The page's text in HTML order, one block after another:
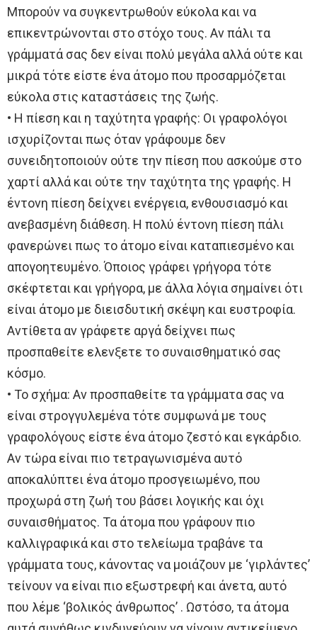
Μπορούν να συγκεντρωθούν εύκολα και να
επικεντρώνονται στο στόχο τους. Αν πάλι τα
γράμματά σας δεν είναι πολύ μεγάλα αλλά ούτε και
μικρά τότε είστε ένα άτομο που προσαρμόζεται
εύκολα στις καταστάσεις της ζωής.
• Η πίεση και η ταχύτητα γραφής: Οι γραφολόγοι
ισχυρίζονται πως όταν γράφουμε δεν
συνειδητοποιούν ούτε την πίεση που ασκούμε στο
χαρτί αλλά και ούτε την ταχύτητα της γραφής. Η
έντονη πίεση δείχνει ενέργεια, ενθουσιασμό και
ανεβασμένη διάθεση. Η πολύ έντονη πίεση πάλι
φανερώνει πως το άτομο είναι καταπιεσμένο και
απογοητευμένο. Όποιος γράφει γρήγορα τότε
σκέφτεται και γρήγορα, με άλλα λόγια σημαίνει ότι
είναι άτομο με διεισδυτική σκέψη και ευστροφία.
Αντίθετα αν γράφετε αργά δείχνει πως
προσπαθείτε ελενξετε το συναισθηματικό σας
κόσμο.
• Το σχήμα: Αν προσπαθείτε τα γράμματα σας να
είναι στρογγυλεμένα τότε συμφωνά με τους
γραφολόγους είστε ένα άτομο ζεστό και εγκάρδιο.
Αν τώρα είναι πιο τετραγωνισμένα αυτό
αποκαλύπτει ένα άτομο προσγειωμένο, που
προχωρά στη ζωή του βάσει λογικής και όχι
συναισθήματος. Τα άτομα που γράφουν πιο
καλλιγραφικά και στο τελείωμα τραβάνε τα
γράμματα τους, κάνοντας να μοιάζουν με ‘γιρλάντες’
τείνουν να είναι πιο εξωστρεφή και άνετα, αυτό
που λέμε ‘βολικός άνθρωπος’ . Ωστόσο, τα άτομα